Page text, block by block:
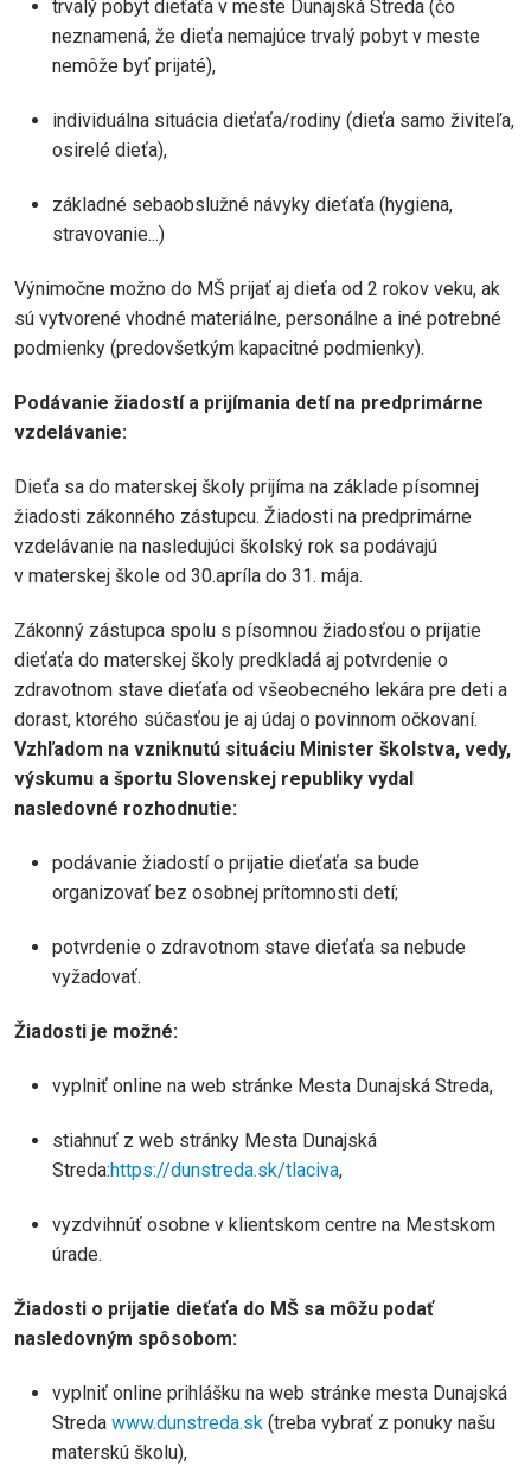
trvalý pobyt dieťaťa v meste Dunajská Streda (čo
neznamená, že dieťa nemajúce trvalý pobyt v meste
nemôže byť prijaté),
individuálna situácia dieťaťa/rodiny (dieťa samo živiteľa,
osirelé dieťa),
základné sebaobslužné návyky dieťaťa (hygiena,
stravovanie...)
Výnimočne možno do MŠ prijať aj dieťa od 2 rokov veku, ak
sú vytvorené vhodné materiálne, personálne a iné potrebné
podmienky (predovšetkým kapacitné podmienky).
Podávanie žiadostí a prijímania detí na predprimárne
vzdelávanie:
Dieťa sa do materskej školy prijíma na základe písomnej
žiadosti zákonného zástupcu. Žiadosti na predprimárne
vzdelávanie na nasledujúci školský rok sa podávajú
v materskej škole od 30.apríla do 31. mája.
Zákonný zástupca spolu s písomnou žiadosťou o prijatie
dieťaťa do materskej školy predkladá aj potvrdenie o
zdravotnom stave dieťaťa od všeobecného lekára pre deti a
dorast, ktorého súčasťou je aj údaj o povinnom očkovaní.
Vzhľadom na vzniknutú situáciu Minister školstva, vedy,
výskumu a športu Slovenskej republiky vydal
nasledovné rozhodnutie:
podávanie žiadostí o prijatie dieťaťa sa bude
organizovať bez osobnej prítomnosti detí;
potvrdenie o zdravotnom stave dieťaťa sa nebude
vyžadovať.
Žiadosti je možné:
vyplniť online na web stránke Mesta Dunajská Streda,
stiahnuť z web stránky Mesta Dunajská
Streda:https://dunstreda.sk/tlaciva,
vyzdvihnúť osobne v klientskom centre na Mestskom
úrade.
Žiadosti o prijatie dieťaťa do MŠ sa môžu podať
nasledovným spôsobom:
vyplniť online prihlášku na web stránke mesta Dunajská
Streda www.dunstreda.sk (treba vybrať z ponuky našu
materskú školu),